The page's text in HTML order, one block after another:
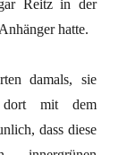
Reitz in der
hatte.
damals, sie
dort mit dem
dass diese